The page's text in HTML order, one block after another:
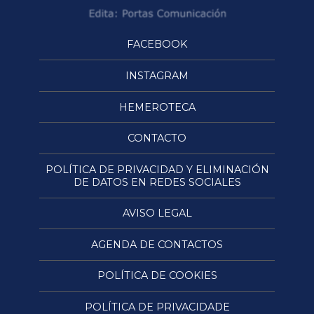
FACEBOOK
INSTAGRAM
HEMEROTECA
CONTACTO
POLÍTICA DE PRIVACIDAD Y ELIMINACIÓN
DE DATOS EN REDES SOCIALES
AVISO LEGAL
AGENDA DE CONTACTOS
POLÍTICA DE COOKIES
POLÍTICA DE PRIVACIDADE